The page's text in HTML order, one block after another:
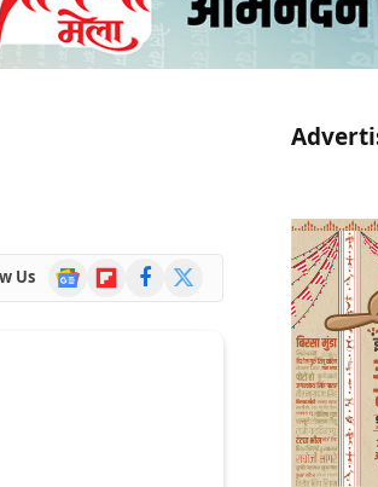
Us
Google
News
FlipboardFacebook